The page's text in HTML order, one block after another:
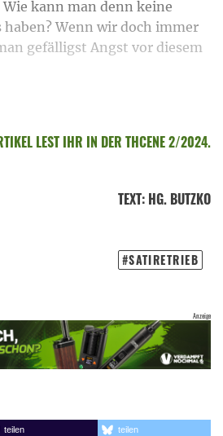
kann man denn keine
Wenn wir doch immer
gefälligst Angst vor diesem
LEST IHR IN DER THCENE 2/2024.
TEXT: HG. BUTZKO
SATIRETRIEB
teilen teilen